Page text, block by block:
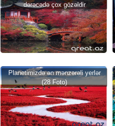
dərəcədə çox gözəldir
Planetimizdə ən mənzərəli yerlər
(28 Foto)